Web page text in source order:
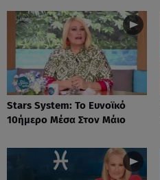
Stars System: Το Ευνοϊκό
10ήμερο Μέσα Στον Μάιο